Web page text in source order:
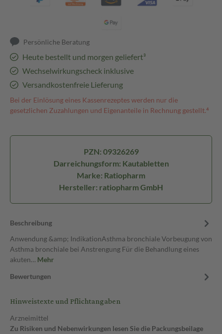
Persönliche Beratung
Heute bestellt und morgen geliefert³
Wechselwirkungscheck inklusive
Versandkostenfreie Lieferung
Bei der Einlösung eines Kassenrezeptes werden nur die
gesetzlichen Zuzahlungen und Eigenanteile in Rechnung gestellt.⁴
PZN: 09326269
Darreichungsform: Kautabletten
Marke: Ratiopharm
Hersteller: ratiopharm GmbH
Beschreibung
Anwendung &amp; IndikationAsthma bronchiale Vorbeugung von
Asthma bronchiale bei Anstrengung Für die Behandlung eines
akuten… Mehr
Bewertungen
Hinweistexte und Pflichtangaben
Arzneimittel
Zu Risiken und Nebenwirkungen lesen Sie die Packungsbeilage